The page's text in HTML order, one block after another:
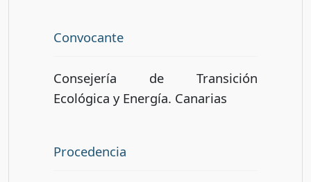
Convocante
Consejería de Transición
Ecológica y Energía. Canarias
Procedencia